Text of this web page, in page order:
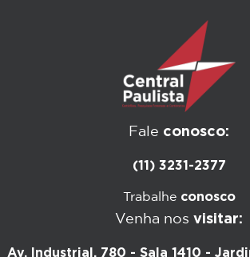
Fale conosco:
(11) 3231-2377
Trabalhe conosco
Venha nos visitar:
Av. Industrial, 780 - Sala 1410 -